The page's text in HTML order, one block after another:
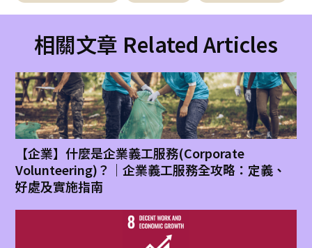
相關文章 Related Articles
【企業】什麼是企業義工服務(Corporate
Volunteering)？｜企業義工服務全攻略：定義、
好處及實施指南